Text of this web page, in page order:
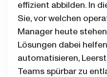
effizient abbilden. In
Sie, vor welchen
Manager heute
Lösungen dabei
automatisieren,
Teams spürbar zu